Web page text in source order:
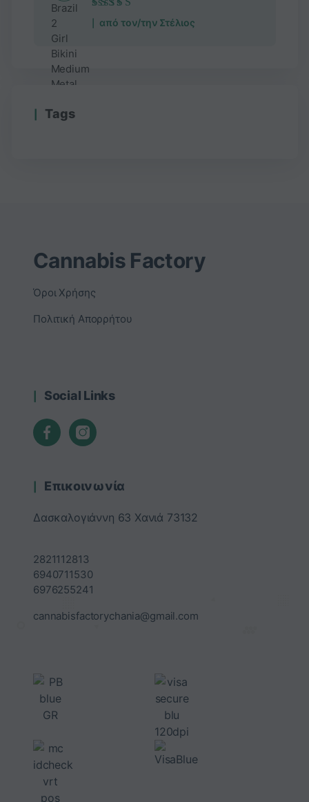
Βαθμολογήθηκε
με5από 5
από τον/την Στέλιος
Τags
Cannabis Factory
Όροι Χρήσης
Πολιτική Απορρήτου
Social Links
Επικοινωνία
Δασκαλογιάννη 63 Χανιά 73132
2821112813
6940711530
6976255241
cannabisfactorychania@gmail.com